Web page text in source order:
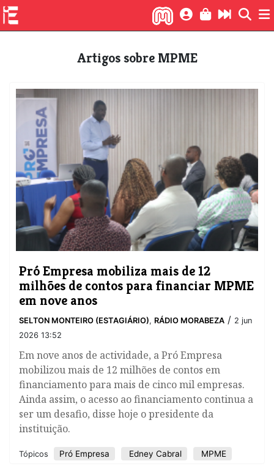
Artigos sobre MPME
Pró Empresa mobiliza mais de 12
milhões de contos para financiar MPME
em nove anos
SELTON MONTEIRO (ESTAGIÁRIO), RÁDIO MORABEZA / 2 jun
2026 13:52
Em nove anos de actividade, a Pró Empresa
mobilizou mais de 12 milhões de contos em
financiamento para mais de cinco mil empresas.
Ainda assim, o acesso ao financiamento continua a
ser um desafio, disse hoje o presidente da
instituição.
Tópicos Pró Empresa Edney Cabral MPME